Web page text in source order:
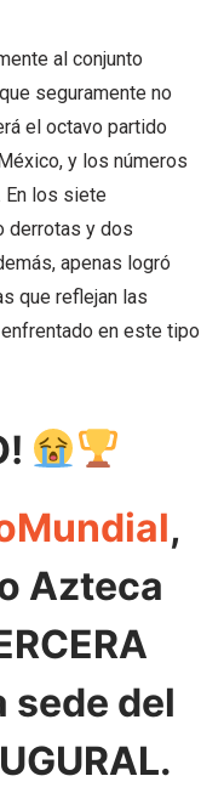
al conjunto
seguramente no
el octavo partido
y los números
En los siete
derrotas y dos
apenas logró
que reflejan las
en este tipo
,
Azteca
sede del